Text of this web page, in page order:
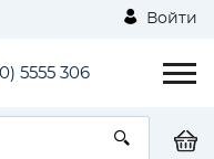
Войти
5555 306